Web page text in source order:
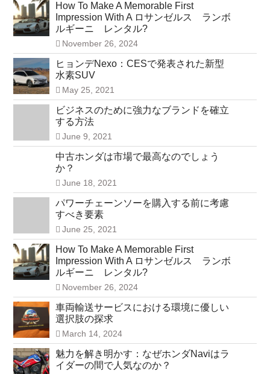
How To Make A Memorable First
Impression With A ロサンゼルス ランボ
ルギーニ レンタル?
November 26, 2024
ヒョンデNexo：CESで発表された新型
水素SUV
May 25, 2021
ビジネスのために強力なブランドを確立
する方法
June 9, 2021
中古ホンダは市場で最高なのでしょう
か？
June 18, 2021
パワーチェーンソーを購入する前に考慮
すべき要素
June 25, 2021
How To Make A Memorable First
Impression With A ロサンゼルス ランボ
ルギーニ レンタル?
November 26, 2024
車両輸送サービスにおける環境に優しい
選択肢の探求
March 14, 2024
魅力を解き明かす：なぜホンダNaviはラ
イダーの間で人気なのか？